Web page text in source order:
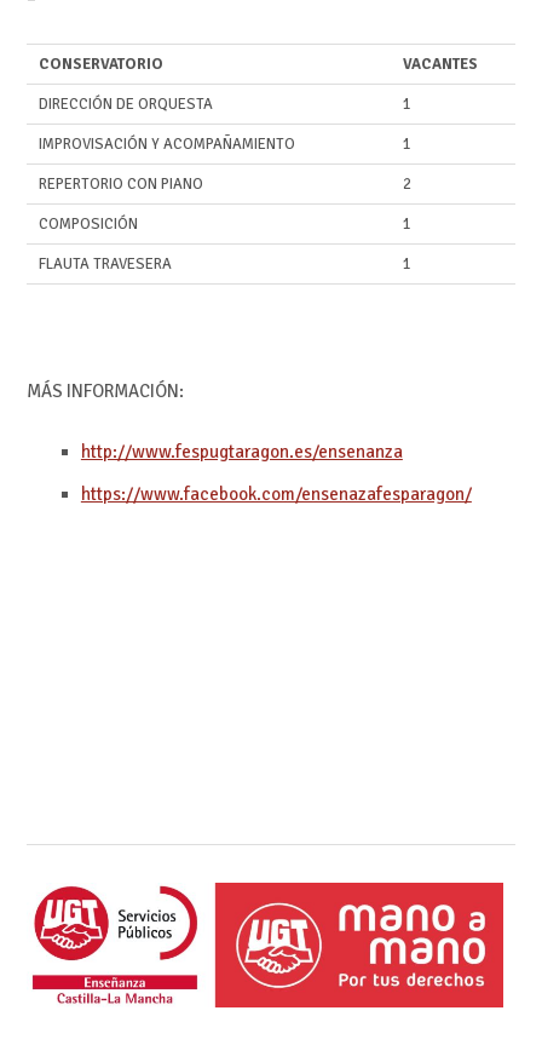
CONSERVATORIO VACANTES
DIRECCIÓN DE ORQUESTA 1
IMPROVISACIÓN Y ACOMPAÑAMIENTO 1
REPERTORIO CON PIANO 2
COMPOSICIÓN 1
FLAUTA TRAVESERA 1
MÁS INFORMACIÓN:
http://www.fespugtaragon.es/ensenanza
https://www.facebook.com/ensenazafesparagon/